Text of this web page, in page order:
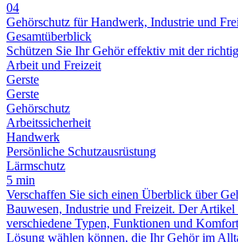
04
Gehörschutz für Handwerk, Industrie und
Gesamtüberblick
Schützen Sie Ihr Gehör effektiv mit der
Arbeit und Freizeit
Gerste
Gerste
Gehörschutz
Arbeitssicherheit
Handwerk
Persönliche Schutzausrüstung
Lärmschutz
5 min
Verschaffen Sie sich einen Überblick über
Bauwesen, Industrie und Freizeit. Der Artikel
verschiedene Typen, Funktionen und
Lösung wählen können, die Ihr Gehör im